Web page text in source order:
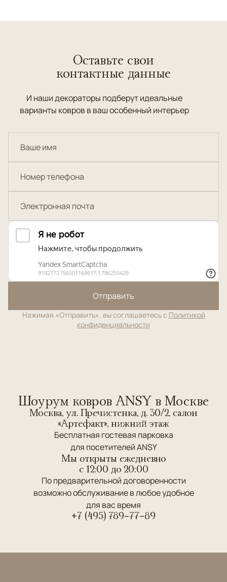
Оставьте свои
контактные данные
И наши декораторы подберут идеальные
варианты ковров в ваш особенный интерьер
Отправить
Нажимая «Отправить», вы соглашаетесь с Политикой
конфиденциальности
Шоурум ковров ANSY в Москве
Москва, ул. Пречистенка, д. 30/2, салон
«Артефакт», нижний этаж
Бесплатная гостевая парковка
для посетителей ANSY
Мы открыты ежедневно
c 12:00 до 20:00
По предварительной договоренности
возможно обслуживание в любое удобное
для вас время
+7 (495) 789-77-89